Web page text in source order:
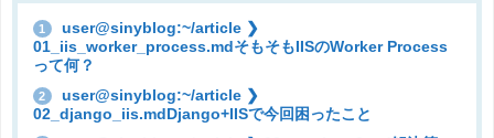
1
user@sinyblog:~/article ❯
01_iis_worker_process.mdそもそもIISのWorker Process
って何？
2
user@sinyblog:~/article ❯
02_django_iis.mdDjango+IISで今回困ったこと